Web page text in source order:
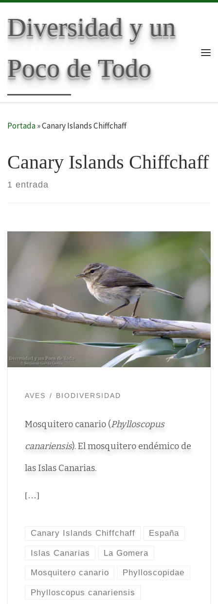
Diversidad y un
Poco de Todo
Portada»Canary Islands Chiffchaff
Canary Islands Chiffchaff
1 entrada
AVES BIODIVERSIDAD
Mosquitero canario (Phylloscopus
canariensis). El mosquitero endémico de
las Islas Canarias.
[…]
Canary Islands Chiffchaff España
Islas Canarias La Gomera
Mosquitero canario Phylloscopidae
Phylloscopus canariensis